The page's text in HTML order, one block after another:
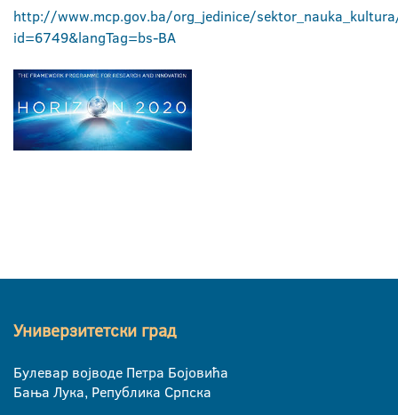
http://www.mcp.gov.ba/org_jedinice/
id=6749&langTag=bs-BA
Универзитетски град
Булевар војводе Петра Бојовића
Бања Лука, Република Српска